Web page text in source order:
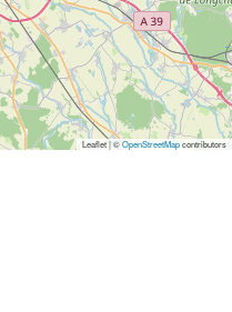
Leaflet | ©OpenStreetMapcontributors